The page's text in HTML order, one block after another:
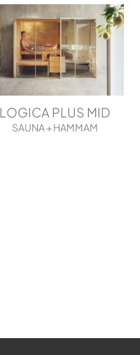
LOGICA PLUS MID
SAUNA + HAMMAM